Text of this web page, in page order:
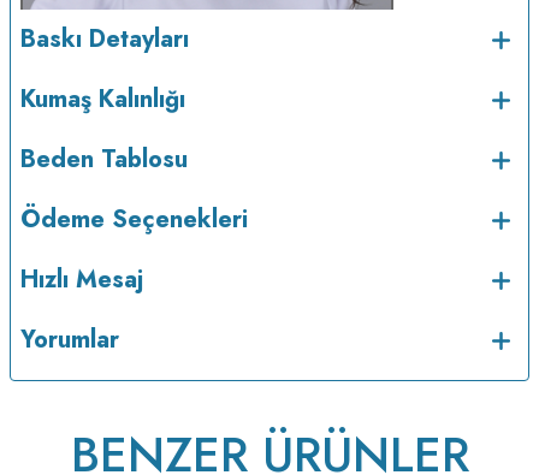
Baskı Detayları
Kumaş Kalınlığı
Beden Tablosu
Ödeme Seçenekleri
Hızlı Mesaj
Yorumlar
BENZER ÜRÜNLER